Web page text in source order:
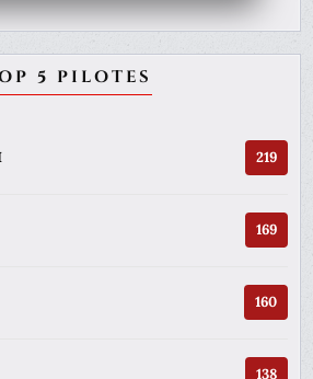
5 PILOTES
219
169
160
138